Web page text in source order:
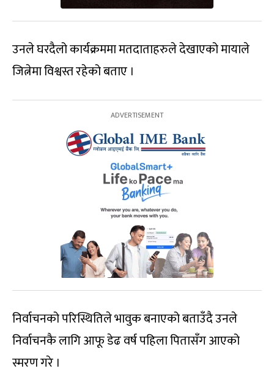
उनले घरदैलो कार्यक्रममा मतदाताहरुले देखाएको मायाले
जित्नेमा विश्वस्त रहेको बताए ।
निर्वाचनको परिस्थितिले भावुक बनाएको बताउँदै उनले
निर्वाचनकै लागि आफू डेढ वर्ष पहिला पितासँग आएको
स्मरण गरे ।